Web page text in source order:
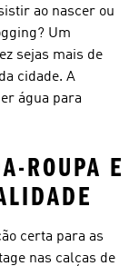
ao nascer ou
Um
sejas mais de
cidade. A
água para
ROUPA E
certa para as
nas calças de